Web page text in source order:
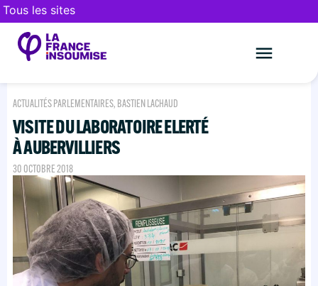
Tous les sites
ACTUALITÉS PARLEMENTAIRES, BASTIEN LACHAUD
VISITE DU LABORATOIRE ELERTÉ
À AUBERVILLIERS
30 OCTOBRE 2018